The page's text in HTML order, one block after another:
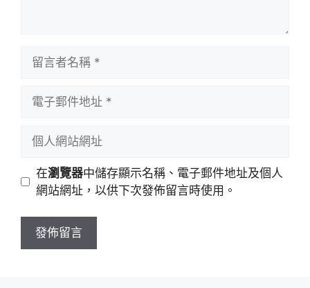
址
站
址
在瀏覽器中儲存顯示名稱、電子郵件地址及個人
網站網址，以供下次發佈留言時使用。